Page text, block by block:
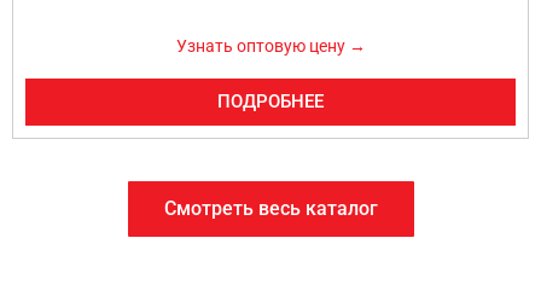
Узнать оптовую цену →
ПОДРОБНЕЕ
Смотреть весь каталог